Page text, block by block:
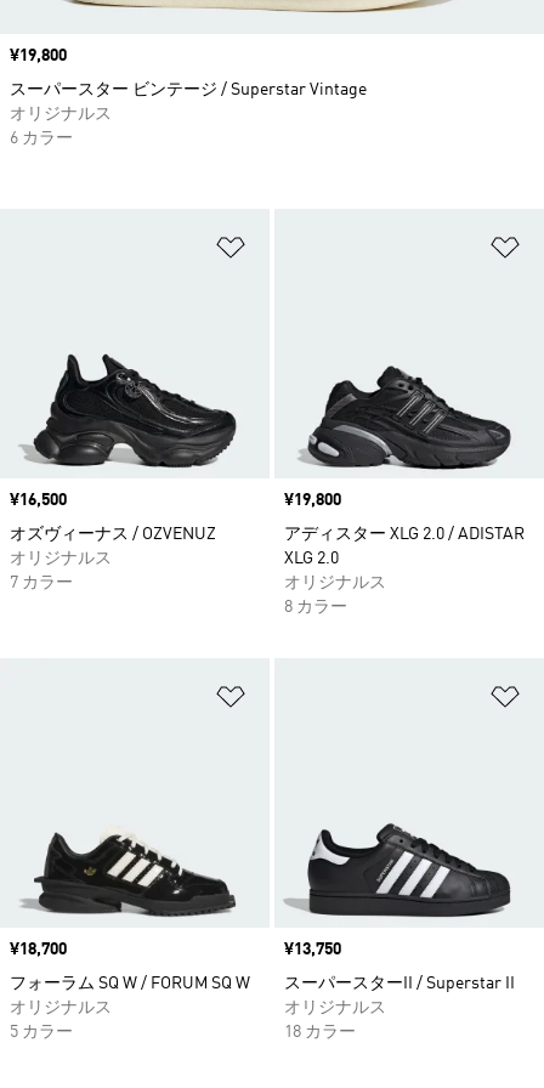
価格
¥16,500
オズヴィーナス / OZVENUZ
オリジナルス
7 カラー
価格
¥19,800
アディスター XLG 2.0 / ADISTAR
XLG 2.0
オリジナルス
8 カラー
価格
¥18,700
フォーラム SQ W / FORUM SQ W
オリジナルス
5 カラー
価格
¥13,750
スーパースターII / Superstar II
オリジナルス
18 カラー
価格
¥19,800
スーパースター ビンテージ / Superstar Vintage
オリジナルス
6 カラー